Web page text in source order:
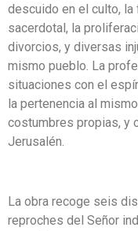
descuido en el culto,
sacerdotal, la
divorcios, y diversas
mismo pueblo. La
situaciones con el
la pertenencia al
costumbres propias, y
Jerusalén.
La obra recoge seis
reproches del Señor